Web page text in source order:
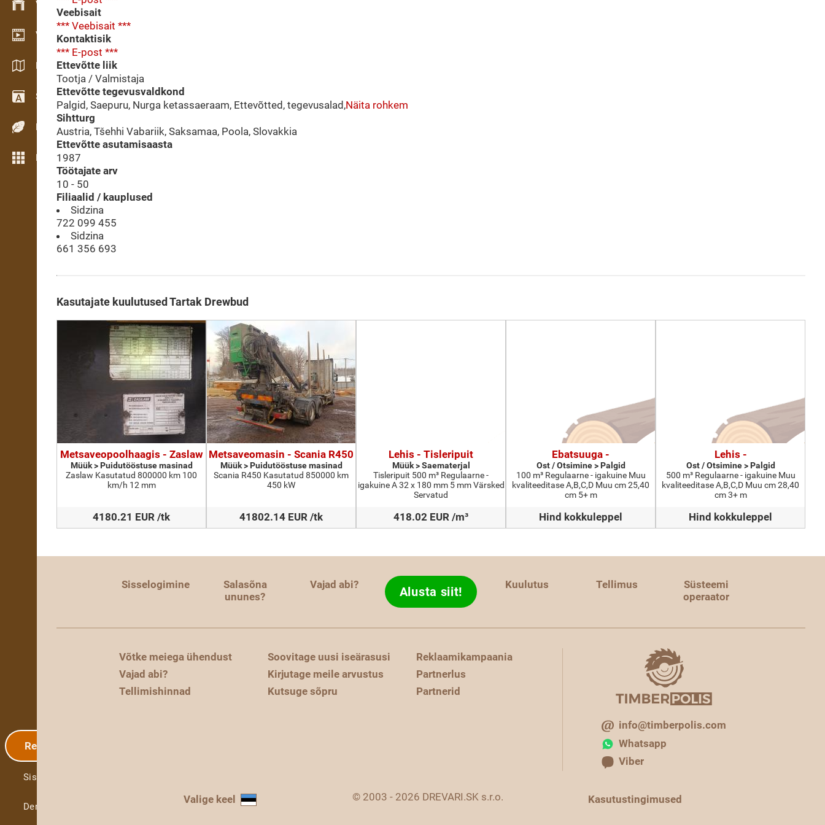
Varude haldamine
Videogalerii
Kataloogid / Brošüürid
Sõnastik
Puiduliigid
Rohkem funktsioone
Registreerimine
Sisselogimine
Demo
Veebisait
*** Veebisait ***
Kontaktisik
*** E-post ***
Ettevõtte liik
Tootja / Valmistaja
Ettevõtte tegevusvaldkond
Palgid, Saepuru, Nurga ketassaeraam, Ettevõtted, tegevusalad,Näita rohkem
Sihtturg
Austria, Tšehhi Vabariik, Saksamaa, Poola, Slovakkia
Ettevõtte asutamisaasta
1987
Töötajate arv
10 - 50
Filiaalid / kauplused
Sidzina
722 099 455
Sidzina
661 356 693
Kasutajate kuulutused Tartak Drewbud
Metsaveopoolhaagis - Zaslaw
Müük > Puidutööstuse masinad
Zaslaw Kasutatud 800000 km 100
km/h 12 mm
4180.21 EUR /tk
Metsaveomasin - Scania R450
Müük > Puidutööstuse masinad
Scania R450 Kasutatud 850000 km
450 kW
41802.14 EUR /tk
Lehis - Tisleripuit
Müük > Saematerjal
Tisleripuit 500 m³ Regulaarne -
igakuine A 32 x 180 mm 5 mm Värsked
Servatud
418.02 EUR /m³
Ebatsuuga -
Ost / Otsimine > Palgid
100 m³ Regulaarne - igakuine Muu
kvaliteeditase A,B,C,D Muu cm 25,40
cm 5+ m
Hind kokkuleppel
Lehis -
Ost / Otsimine > Palgid
500 m³ Regulaarne - igakuine Muu
kvaliteeditase A,B,C,D Muu cm 28,40
cm 3+ m
Hind kokkuleppel
Sisselogimine
Salasõna
ununes?
Vajad abi? Alusta siit! Kuulutus Tellimus
Süsteemi
operaator
Võtke meiega ühendust
Vajad abi?
Tellimishinnad
Soovitage uusi iseärasusi
Kirjutage meile arvustus
Kutsuge sõpru
Reklaamikampaania
Partnerlus
Partnerid
info@timberpolis.com
Whatsapp
Viber
Valige keel © 2003 - 2026 DREVARI.SK s.r.o. Kasutustingimused